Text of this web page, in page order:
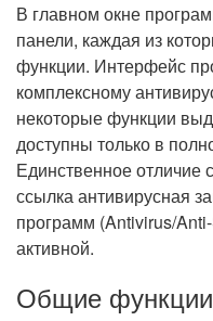
В главном окне
панели, каждая из
функции. Интерфейс
комплексному
некоторые функции
доступны только в
Единственное отличие с
ссылка антивирусная
программ (Antivirus/
активной.
Общие функции